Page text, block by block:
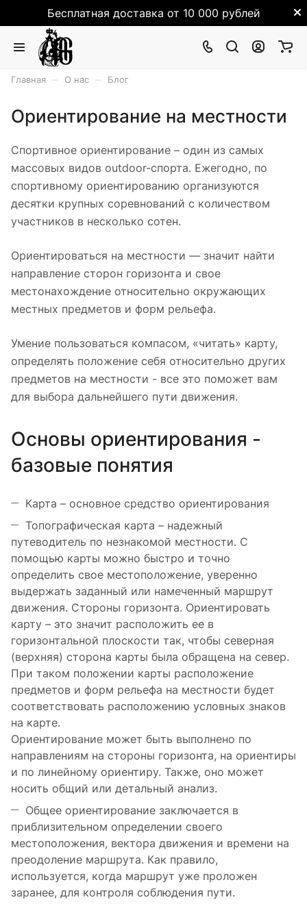
Бесплатная доставка от 10 000 рублей
Главная О нас Блог
Ориентирование на местности
Спортивное ориентирование – один из самых
массовых видов outdoor-спорта. Ежегодно, по
спортивному ориентированию организуются
десятки крупных соревнований с количеством
участников в несколько сотен.
Ориентироваться на местности — значит найти
направление сторон горизонта и свое
местонахождение относительно окружающих
местных предметов и форм рельефа.
Умение пользоваться компасом, «читать» карту,
определять положение себя относительно других
предметов на местности - все это поможет вам
для выбора дальнейшего пути движения.
Основы ориентирования -
базовые понятия
Карта – основное средство ориентирования
Топографическая карта – надежный
путеводитель по незнакомой местности. С
помощью карты можно быстро и точно
определить свое местоположение, уверенно
выдержать заданный или намеченный маршрут
движения. Стороны горизонта. Ориентировать
карту – это значит расположить ее в
горизонтальной плоскости так, чтобы северная
(верхняя) сторона карты была обращена на север.
При таком положении карты расположение
предметов и форм рельефа на местности будет
соответствовать расположению условных знаков
на карте.
Ориентирование может быть выполнено по
направлениям на стороны горизонта, на ориентиры
и по линейному ориентиру. Также, оно может
носить общий или детальный анализ.
Общее ориентирование заключается в
приблизительном определении своего
местоположения, вектора движения и времени на
преодоление маршрута. Как правило,
используется, когда маршрут уже проложен
заранее, для контроля соблюдения пути.